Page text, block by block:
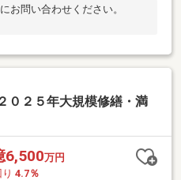
お問い合わせください。
０２５年大規模修繕・満
6,500万円
4.7％